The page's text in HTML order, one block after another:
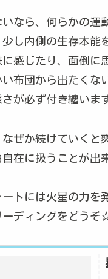
いなら、何らかの運
少し内側の生存本能
に感じたり、面倒に
い布団から出たくな
が必ず付き纏いま
なぜか続けていくと
自在に扱うことが出
ートには火星の力を
ーディングをどうぞ